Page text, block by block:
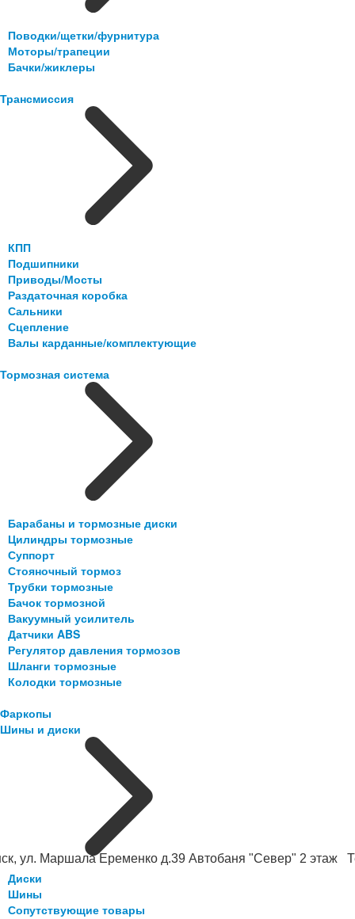
ул. Маршала Еременко д.39 Автобаня "Север" 2 этаж
Поводки/щетки/фурнитура
Моторы/трапеции
Бачки/жиклеры
Трансмиссия
КПП
Подшипники
Приводы/Мосты
Раздаточная коробка
Сальники
Сцепление
Валы карданные/комплектующие
Тормозная система
Барабаны и тормозные диски
Цилиндры тормозные
Суппорт
Стояночный тормоз
Трубки тормозные
Бачок тормозной
Вакуумный усилитель
Датчики ABS
Регулятор давления тормозов
Шланги тормозные
Колодки тормозные
Фаркопы
Шины и диски
Диски
Шины
Сопутствующие товары